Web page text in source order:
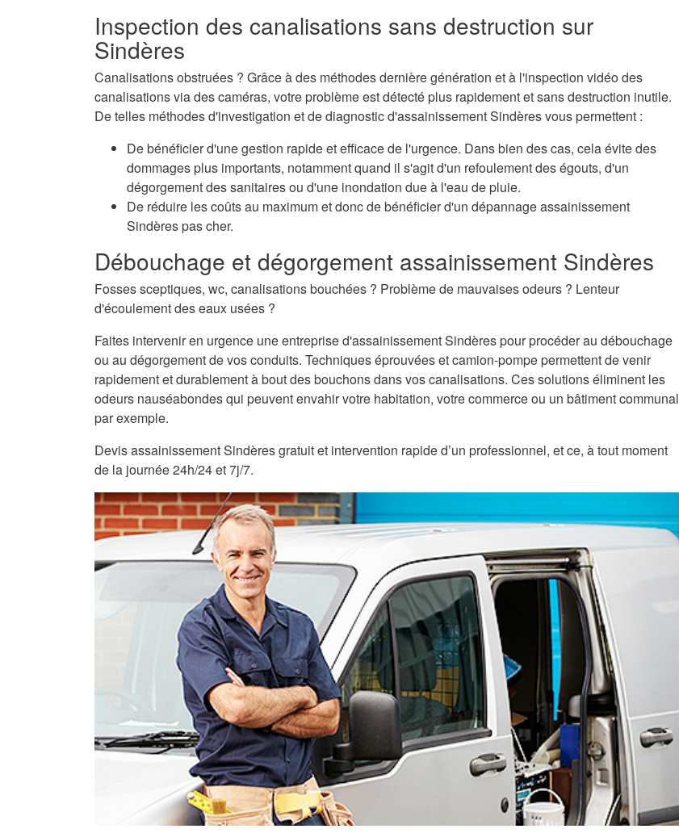
Inspection des canalisations sans destruction sur
Sindères
Canalisations obstruées ? Grâce à des méthodes dernière génération et à l'inspection vidéo des
canalisations via des caméras, votre problème est détecté plus rapidement et sans destruction inutile.
De telles méthodes d'investigation et de diagnostic d'assainissement Sindères vous permettent :
De bénéficier d'une gestion rapide et efficace de l'urgence. Dans bien des cas, cela évite des
dommages plus importants, notamment quand il s'agit d'un refoulement des égouts, d'un
dégorgement des sanitaires ou d'une inondation due à l'eau de pluie.
De réduire les coûts au maximum et donc de bénéficier d'un dépannage assainissement
Sindères pas cher.
Débouchage et dégorgement assainissement Sindères
Fosses sceptiques, wc, canalisations bouchées ? Problème de mauvaises odeurs ? Lenteur
d'écoulement des eaux usées ?
Faites intervenir en urgence une entreprise d'assainissement Sindères pour procéder au débouchage
ou au dégorgement de vos conduits. Techniques éprouvées et camion-pompe permettent de venir
rapidement et durablement à bout des bouchons dans vos canalisations. Ces solutions éliminent les
odeurs nauséabondes qui peuvent envahir votre habitation, votre commerce ou un bâtiment communal
par exemple.
Devis assainissement Sindères gratuit et intervention rapide d’un professionnel, et ce, à tout moment
de la journée 24h/24 et 7j/7.